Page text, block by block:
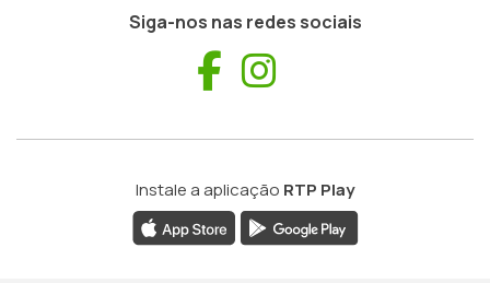
Siga-nos nas redes sociais
Facebook
Instale a aplicação RTP Play